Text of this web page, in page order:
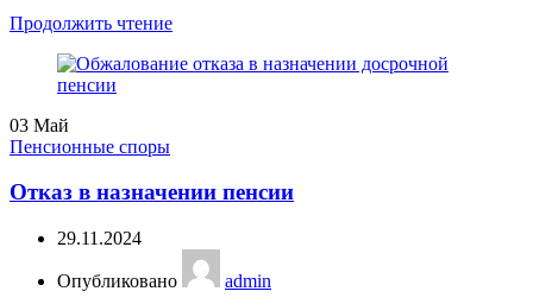
Продолжить чтение
03 Май
Пенсионные споры
Отказ в назначении пенсии
29.11.2024
Опубликовано
admin